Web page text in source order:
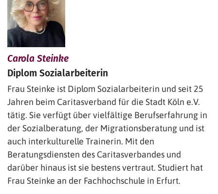
Carola Steinke
Diplom Sozialarbeiterin
Frau Steinke ist Diplom Sozialarbeiterin und seit 25
Jahren beim Caritasverband für die Stadt Köln e.V.
tätig. Sie verfügt über vielfältige Berufserfahrung in
der Sozialberatung, der Migrationsberatung und ist
auch interkulturelle Trainerin. Mit den
Beratungsdiensten des Caritasverbandes und
darüber hinaus ist sie bestens vertraut. Studiert hat
Frau Steinke an der Fachhochschule in Erfurt.